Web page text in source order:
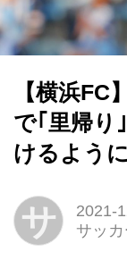
【横浜FC
で｢里帰り
けるよう
サ
2021-
サッ